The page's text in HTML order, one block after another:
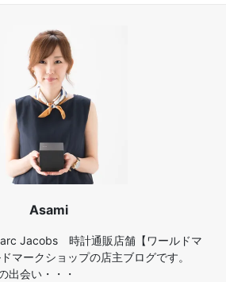
Asami
Jacobs 時計通販店舗【ワールドマ
マークショップの店主ブログです。
出会い・・・